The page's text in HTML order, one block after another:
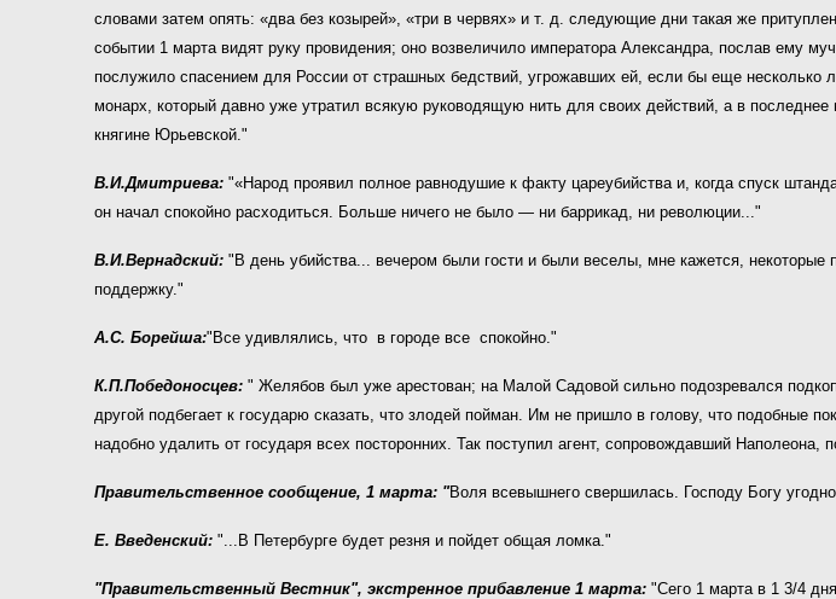
словамизатем опять: «два без козырей», «три в червях» и т. д. следующие дни такая же
событии1 марта видят руку провидения; оно возвеличилоимператора Александра, послав ему
послужило спасением для России от страшных бедствий, угрожавших ей, если бы еще несколько
монарх, который давно уже утратил всякую руководящую нить для своих действий, а в последнее
княгине Юрьевской."
В.И.Дмитриева: "«Народ проявил полное равнодушие к факту цареубийства и, когда спуск
он начал спокойно расходиться. Больше ничего не было — ни баррикад, ни революции..."
В.И.Вернадский:"В день убийства... вечером были гости и были веселы, мне кажется, некоторые
поддержку."
А.С. Борейша:"Все удивлялись, что в городе все спокойно."
К.П.Победоносцев: " Желябов был уже арестован; на Малой Садовой сильно подозревался
другой подбегает к государю сказать, что злодей пойман. Им не пришло в голову, что подобные
надобно удалить от государя всех посторонних. Так поступил агент, сопровождавший Наполеона,
Правительственное сообщение, 1 марта: "Воля всевышнего свершилась. Господу Богу
Е. Введенский: "...В Петербурге будет резня и пойдет общая ломка."
"Правительственный Вестник", экстренное прибавление 1 марта: "Сего 1 марта в 1 3/4